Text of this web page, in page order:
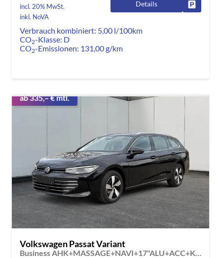
incl. 20% MwSt.
inkl. NoVA
Details
Verbrauch kombiniert: 5,00 l/100km
CO2-Klasse: D
CO2-Emissionen: 131,00 g/km
ab 335,– € mtl.
Volkswagen Passat Variant
Business AHK+MASSAGE+NAVI+17"ALU+ACC+KAMERA+LED